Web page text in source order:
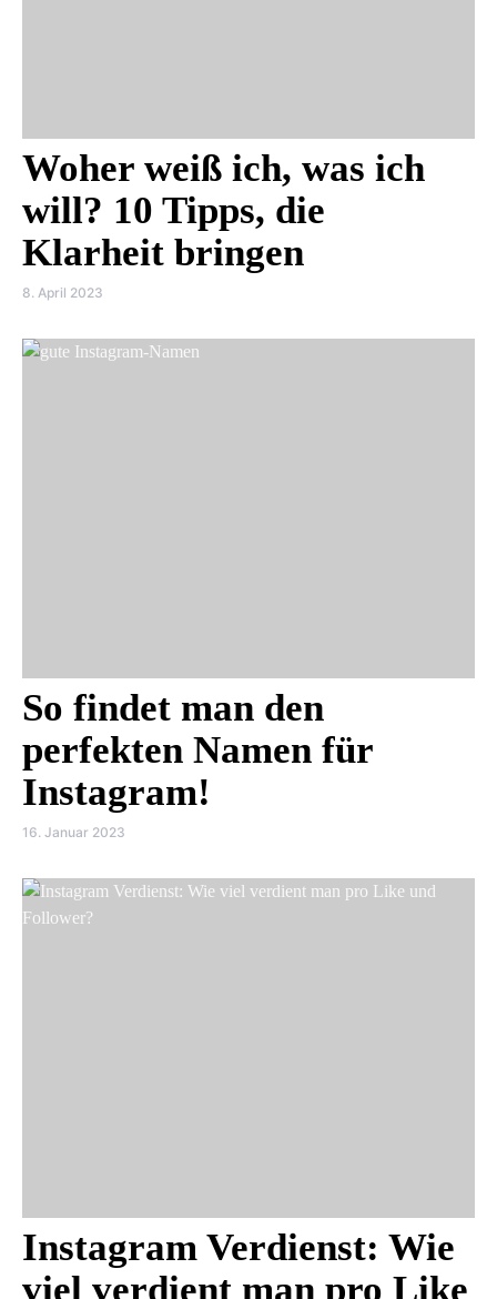
Woher weiß ich, was ich
will? 10 Tipps, die
Klarheit bringen
8. April 2023
So findet man den
perfekten Namen für
Instagram!
16. Januar 2023
Instagram Verdienst: Wie
viel verdient man pro Like